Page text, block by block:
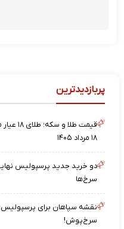
پربازدیدترین
قیمت
۱۸ مرداد ۱۴۰۵
دو خرید جدید پرسپولیس
سرخ‌ها
نقشه‌ سپاهان برای پرسپولیس؛
سرخ‌پوش!